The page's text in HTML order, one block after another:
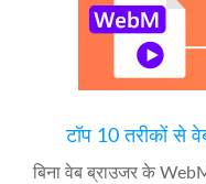
टॉप 10 तरीकों से
बिना वेब ब्राउजर के